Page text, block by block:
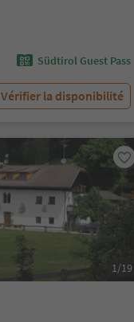
Südtirol Guest Pass
Vérifier la disponibilité
1/19